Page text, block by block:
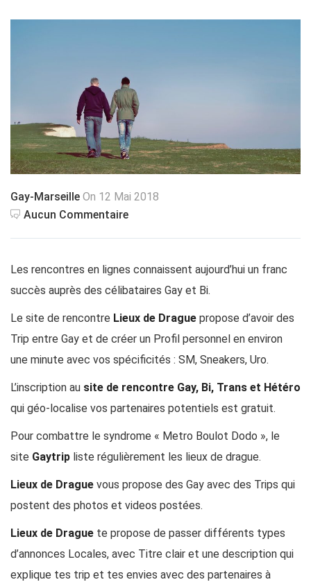
Gay-Marseille On 12 Mai 2018
Aucun Commentaire
Les rencontres en lignes connaissent aujourd’hui un franc
succès auprès des célibataires Gay et Bi.
Le site de rencontre Lieux de Drague propose d’avoir des
Trip entre Gay et de créer un Profil personnel en environ
une minute avec vos spécificités : SM, Sneakers, Uro.
L’inscription au site de rencontre Gay, Bi, Trans et Hétéro
qui géo-localise vos partenaires potentiels est gratuit.
Pour combattre le syndrome « Metro Boulot Dodo », le
site Gaytrip liste régulièrement les lieux de drague.
Lieux de Drague vous propose des Gay avec des Trips qui
postent des photos et videos postées.
Lieux de Drague te propose de passer différents types
d’annonces Locales, avec Titre clair et une description qui
explique tes trip et tes envies avec des partenaires à